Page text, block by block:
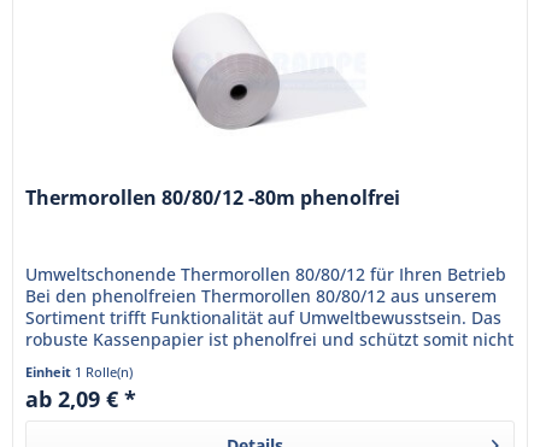
Thermorollen 80/80/12 -80m phenolfrei
Umweltschonende Thermorollen 80/80/12 für Ihren Betrieb
Bei den phenolfreien Thermorollen 80/80/12 aus unserem
Sortiment trifft Funktionalität auf Umweltbewusstsein. Das
robuste Kassenpapier ist phenolfrei und schützt somit nicht
nur...
Einheit 1 Rolle(n)
ab 2,09 € *